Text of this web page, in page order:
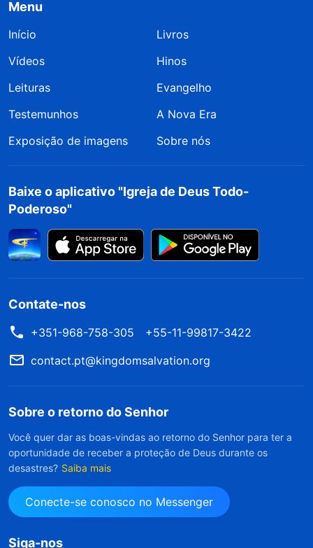
Menu
Início
Livros
Vídeos
Hinos
Leituras
Evangelho
Testemunhos
A Nova Era
Exposição de imagens
Sobre nós
Baixe o aplicativo "Igreja de Deus Todo-
Poderoso"
Contate-nos
+351-968-758-305
+55-11-99817-3422
contact.pt@kingdomsalvation.org
Sobre o retorno do Senhor
Você quer dar as boas-vindas ao retorno do Senhor para ter a
oportunidade de receber a proteção de Deus durante os
desastres? Saiba mais
Conecte-se conosco no Messenger
Siga-nos